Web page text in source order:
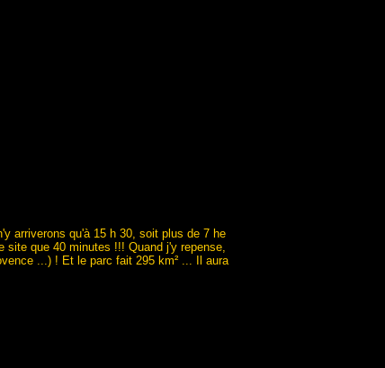
arriverons qu'à 15 h 30, soit plus de 7 he
site que 40 minutes !!! Quand j'y repense,
...) ! Et le parc fait 295 km² ... Il aura